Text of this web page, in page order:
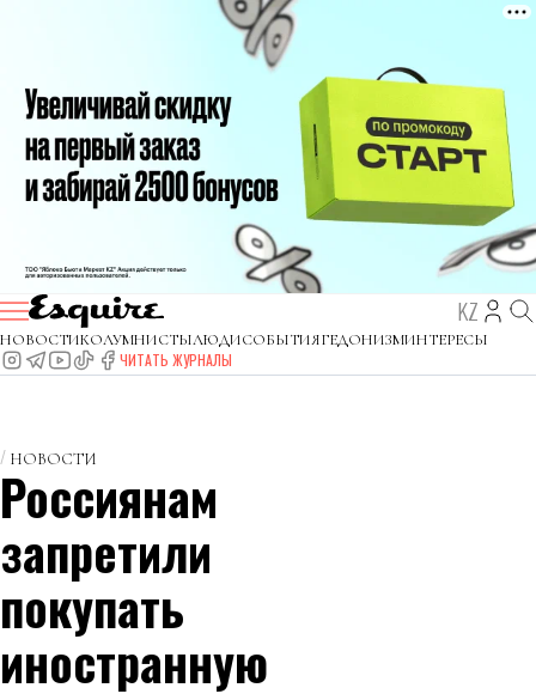
KZ
НОВОСТИКОЛУМНИСТЫЛЮДИСОБЫТИЯГЕДОНИЗМИНТЕРЕСЫ
ЧИТАТЬ ЖУРНАЛЫ
НОВОСТИ
Россиянам
запретили
покупать
иностранную